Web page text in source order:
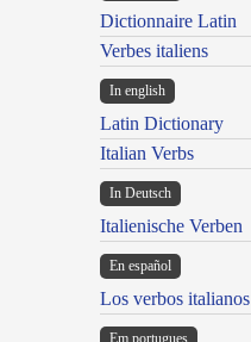
Dictionnaire Latin
Verbes italiens
In english
Latin Dictionary
Italian Verbs
In Deutsch
Italienische Verben
En español
Los verbos italianos